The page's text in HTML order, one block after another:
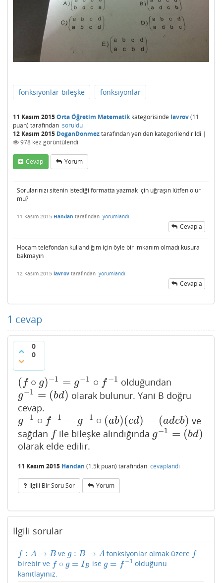
fonksiyonlar-bileşke fonksiyonlar
11 Kasım 2015Orta Öğretim Matematikkategorisinde lavrov(11
puan) tarafından soruldu
12 Kasım 2015 DoganDonmeztarafındanyeniden kategorilendirildi |
978 kez görüntülendi
Cevap Yorum
Sorularınızı sitenin istediği formatta yazmak için uğraşın lütfen olur
mu?
11 Kasım 2015 Handan tarafından yorumlandı
Cevapla
Hocam telefondan kullandığım için öyle bir imkanım olmadı kusura
bakmayın
12 Kasım 2015 lavrov tarafından yorumlandı
Cevapla
1 cevap
0
0
( f ∘ g)−1 = g−1 ∘ f −1
(f ∘ g) −1=g− 1∘ −1 olduğundan
g−1 = (bd)
g−1= (b d)
olarak bulunur. Yani B doğru
cevap.
g−1 ∘ f−1 = g−1 ∘ (ab)(cd) = (adcb)
g−1∘f− 1=g 1∘ (ab)( cd )=(adcb)
ve
sağdan f
f ile bileşke alındığında g−1 = (bd)
g−1= (b d)
olarak elde edilir.
11 Kasım 2015 Handan (1.5k puan) tarafından cevaplandı
Ilgili Bir Soru Sor Yorum
İlgili sorular
f : A → B
f:A→B ve g : B → A
g: B →A fonksiyonlar olmak üzere f
f
birebir ve f ∘ g = IB
f∘ g =IB ise g = f −1
g=f− 1
olduğunu
kanıtlayınız.